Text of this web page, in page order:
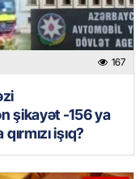
167
şikayət -156 ya
işıq?